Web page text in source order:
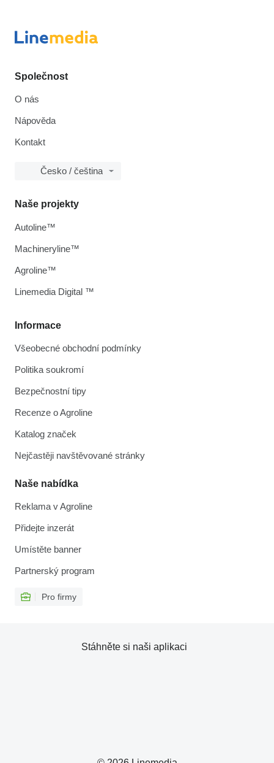
Společnost
O nás
Nápověda
Kontakt
Česko / čeština
Informace
Všeobecné obchodní podmínky
Politika soukromí
Bezpečnostní tipy
Recenze o Agroline
Katalog značek
Nejčastěji navštěvované stránky
Naše nabídka
Reklama v Agroline
Přidejte inzerát
Umístěte banner
Partnerský program
Pro firmy
Naše projekty
Autoline™
Machineryline™
Agroline™
Linemedia Digital ™
Stáhněte si naši aplikaci